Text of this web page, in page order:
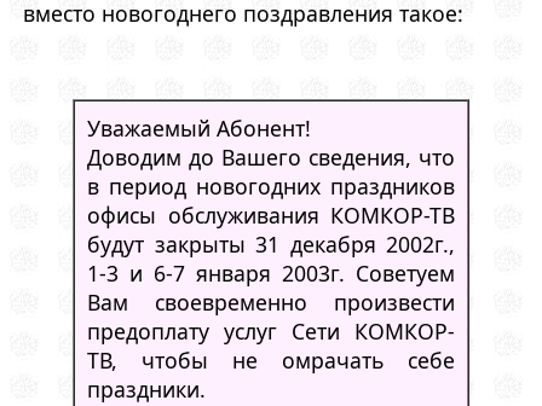
вместо новогоднего поздравления такое:
Уважаемый Абонент!
Доводим до Вашего сведения, что
в период новогодних праздников
офисы обслуживания КОМКОР-ТВ
будут закрыты 31 декабря 2002г.,
1-3 и 6-7 января 2003г. Советуем
Вам своевременно произвести
предоплату услуг Сети КОМКОР-
ТВ, чтобы не омрачать себе
праздники.